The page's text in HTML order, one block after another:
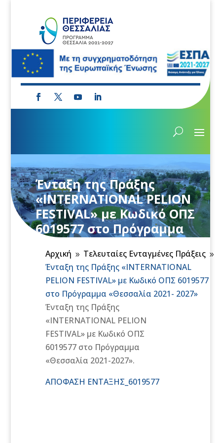
Ένταξη της Πράξης
«INTERNATIONAL PELION
FESTIVAL» με Κωδικό ΟΠΣ
6019577 στο Πρόγραμμα
«Θεσσαλία 2021- 2027»
Αρχική 9 Τελευταίες Ενταγμένες Πράξεις 9
Ένταξη της Πράξης «INTERNATIONAL
PELION FESTIVAL» με Κωδικό ΟΠΣ 6019577
στο Πρόγραμμα «Θεσσαλία 2021- 2027»
Ένταξη της Πράξης
«INTERNATIONAL PELION
FESTIVAL» με Κωδικό ΟΠΣ
6019577 στο Πρόγραμμα
«Θεσσαλία 2021-2027».
ΑΠΟΦΑΣΗ ΕΝΤΑΞΗΣ_6019577